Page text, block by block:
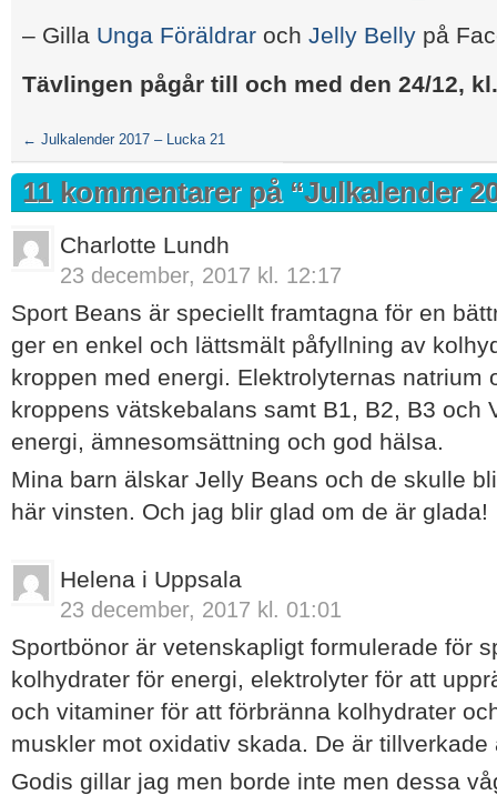
– Gilla Unga Föräldrar och Jelly Belly på
Tävlingen pågår till och med den 24/12,
← Julkalender 2017 – Lucka 21
11 kommentarer på “Julkalender
Charlotte Lundh
23 december, 2017 kl. 12:17
Sport Beans är speciellt framtagna för en
ger en enkel och lättsmält påfyllning av
kroppen med energi. Elektrolyternas natrium
kroppens vätskebalans samt B1, B2, B3 och
energi, ämnesomsättning och god hälsa.
Mina barn älskar Jelly Beans och de skulle
här vinsten. Och jag blir glad om de är glada!
Helena i Uppsala
23 december, 2017 kl. 01:01
Sportbönor är vetenskapligt formulerade för
kolhydrater för energi, elektrolyter för att
och vitaminer för att förbränna kolhydrater
muskler mot oxidativ skada. De är tillverkade
Godis gillar jag men borde inte men dessa